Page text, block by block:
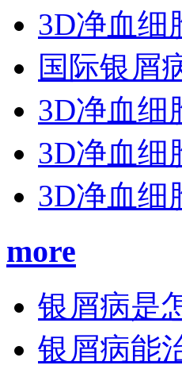
3D净血细
国际银
3D净血细
3D净血细
3D净血细
more
银屑病是
银屑病能